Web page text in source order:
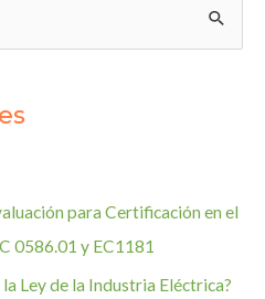
para Certificación en el
0586.01 y EC1181
Ley de la Industria Eléctrica?